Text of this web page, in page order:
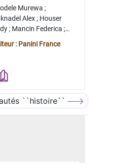
Murewa ;
Alex; Houser
; Mancin Federica ;
Roge
: Panini France
``histoire``